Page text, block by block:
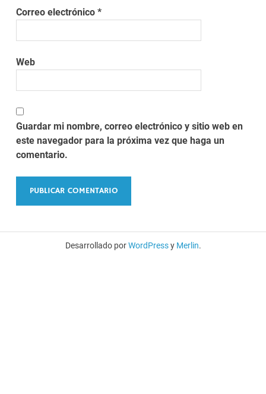
Correo electrónico*
Web
Guardar mi nombre, correo electrónico y sitio web en
este navegador para la próxima vez que haga un
comentario.
Desarrollado porWordPressy Merlin.